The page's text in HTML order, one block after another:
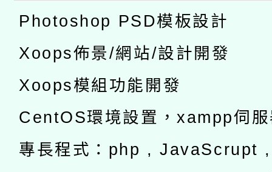
Photoshop PSD模板設計
Xoops佈景/網站/設計開發
Xoops模組功能開發
CentOS環境設置，xampp伺
專長程式：php , JavaScrupt